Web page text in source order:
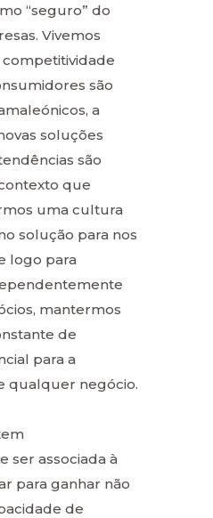
“seguro” do
Vivemos
são
a
soluções
são
que
uma cultura
solução para nos
logo para
mantermos
de
para a
qualquer negócio.
ser associada à
para ganhar não
de